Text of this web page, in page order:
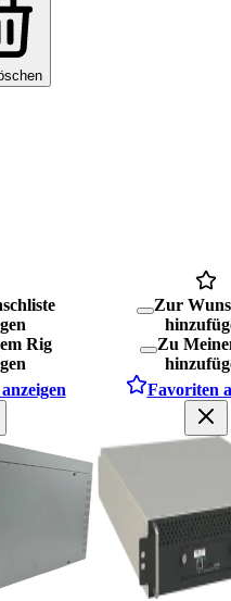
Rig
Zur
Zu
Favoriten